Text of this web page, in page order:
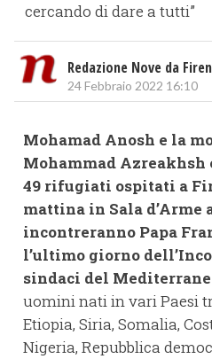
cercando di dare a tutti”
Redazione Nove da
24 Febbraio 2022 16:10
Mohamad Anosh e la
Mohammad Azreakhsh
49 rifugiati ospitati a
mattina in Sala d’Arme
incontreranno Papa
l’ultimo giorno
sindaci del
uomini nati in vari Paesi
Etiopia, Siria, Somalia,
Nigeria, Repubblica